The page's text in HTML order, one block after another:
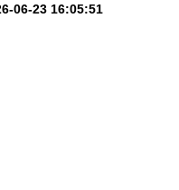
06-23 16:05:51